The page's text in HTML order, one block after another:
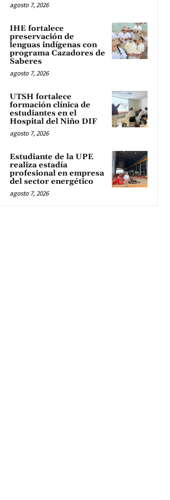
agosto 7, 2026
IHE fortalece
preservación de
lenguas indígenas con
programa Cazadores de
Saberes
agosto 7, 2026
UTSH fortalece
formación clínica de
estudiantes en el
Hospital del Niño DIF
agosto 7, 2026
Estudiante de la UPE
realiza estadía
profesional en empresa
del sector energético
agosto 7, 2026